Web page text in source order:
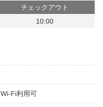
チェックアウト
10:00
Wi-Fi利用可